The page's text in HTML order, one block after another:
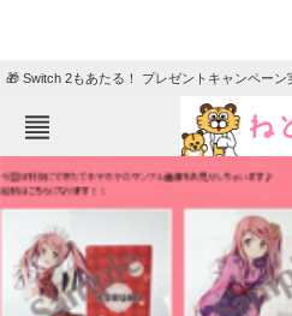
🎁 Switch 2もあたる！ プレゼントキャンペーン
TOP
エンタメ
グルメ 地